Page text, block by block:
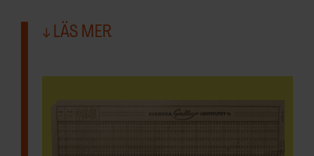
LÄS MER